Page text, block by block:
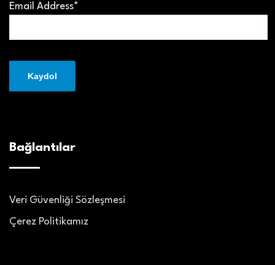
Email Address*
Bağlantılar
Veri Güvenliği Sözleşmesi
Çerez Politikamız